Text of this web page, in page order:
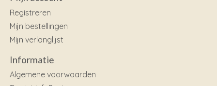
Registreren
Mijn bestellingen
Mijn verlanglijst
Informatie
Algemene voorwaarden